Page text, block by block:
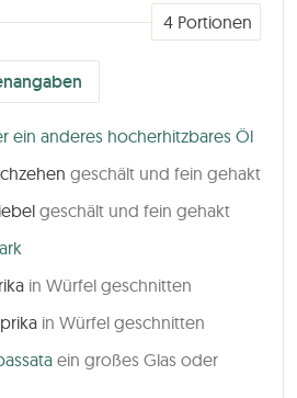
4 Portionen
ein anderes hocherhitzbares Öl
geschält und fein gehakt
geschält und fein gehakt
in Würfel geschnitten
in Würfel geschnitten
ein großes Glas oder